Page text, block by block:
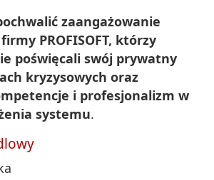
zaangażowanie
PROFISOFT, którzy
poświęcali swój prywatny
kryzysowych oraz
i profesjonalizm w
systemu.